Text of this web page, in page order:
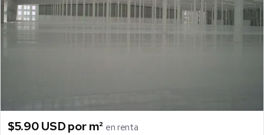
$5.90 USD por m² en renta